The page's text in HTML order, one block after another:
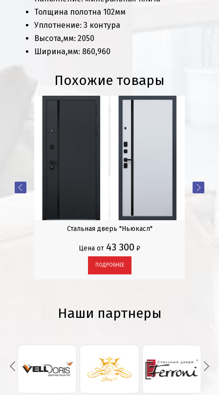
Толщина полотна 102мм
Уплотнение: 3 контура
Высота,мм: 2050
Ширина,мм: 860,960
Похожие товары
Стальная дверь "Ньюкасл"
Цена от 43 300 ₽
ПОДРОБНЕЕ
Наши партнеры